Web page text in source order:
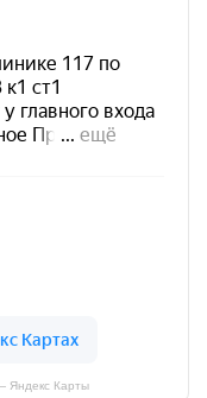
Яндекс Карты